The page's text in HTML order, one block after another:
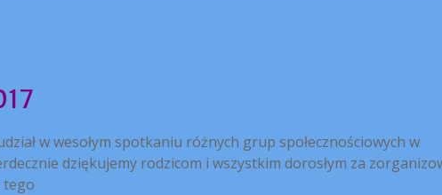
w wesołym spotkaniu różnych grup społecznościowych w
dziękujemy rodzicom i wszystkim dorosłym za
tego